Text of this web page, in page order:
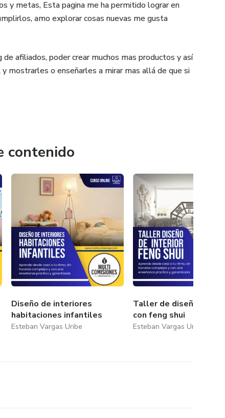
y metas, Esta pagina me ha permitido lograr en
amo explorar cosas nuevas me gusta
afiliados, poder crear muchos mas productos y así
mostrarles o enseñarles a mirar mas allá de que si
contenido
Diseño de interiores
habitaciones infantiles
Esteban Vargas Uribe
Taller de diseño interior
con feng shui
Esteban Vargas Uribe